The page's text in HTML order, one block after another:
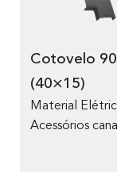
Cotovelo 90º
(40×15)
Material
Acessórios